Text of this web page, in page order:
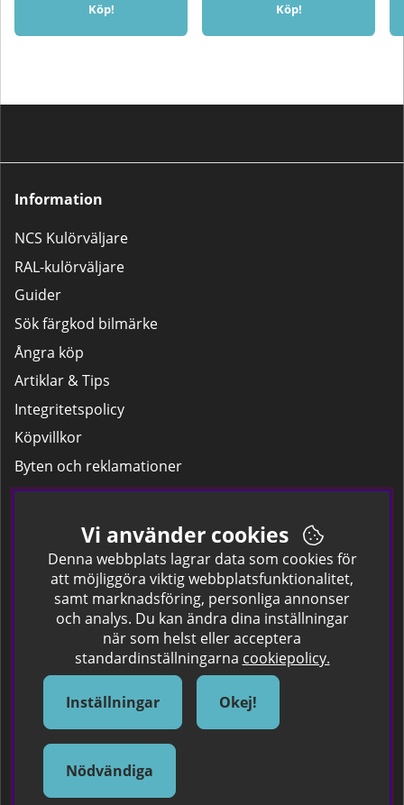
Köp! Köp!
Information
NCS Kulörväljare
RAL-kulörväljare
Guider
Sök färgkod bilmärke
Ångra köp
Artiklar & Tips
Integritetspolicy
Köpvillkor
Byten och reklamationer
Leverans
Hitta färgkoden på bilen.
Företagskund
Om oss
Om Spraycan
IKEA Färger
Sök Säkerhetsdatablad
Samarbete / Dyhrs Garage
Vi använder cookies
Denna webbplats lagrar data som cookies för
att möjliggöra viktig webbplatsfunktionalitet,
samt marknadsföring, personliga annonser
och analys. Du kan ändra dina inställningar
när som helst eller acceptera
standardinställningarna cookiepolicy.
Inställningar Okej!
Nödvändiga